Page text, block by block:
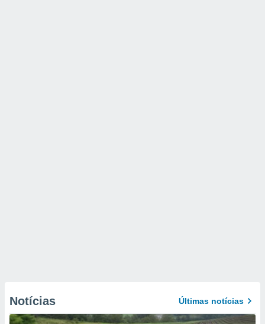
Notícias Últimas notícias